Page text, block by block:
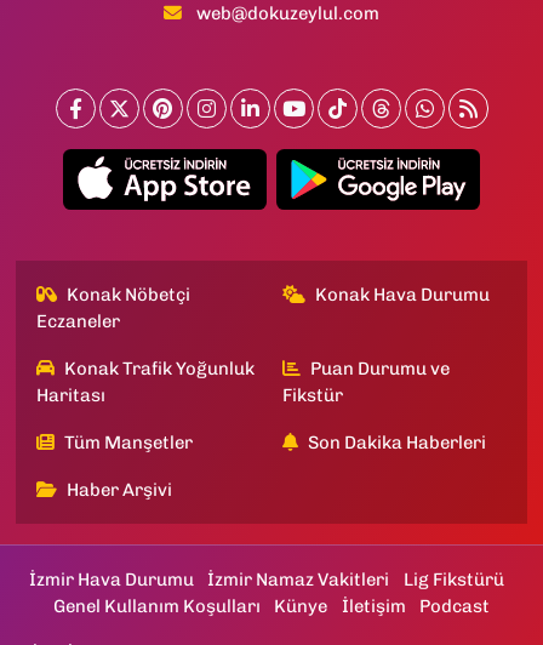
web@dokuzeylul.com
Konak Nöbetçi
Eczaneler
Konak Hava Durumu
Konak Trafik Yoğunluk
Haritası
Puan Durumu ve
Fikstür
Tüm Manşetler Son Dakika Haberleri
Haber Arşivi
İzmir Hava Durumu İzmir Namaz Vakitleri
Lig Fikstürü
Genel Kullanım Koşulları
Künye İletişim Podcast